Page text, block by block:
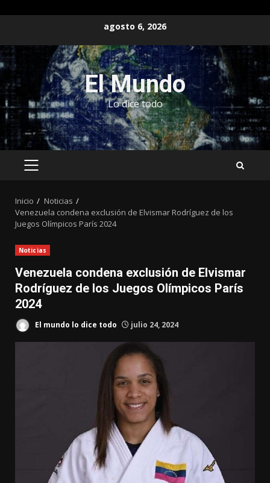
contenido
agosto 6, 2026
El Mundo
Lo dice todo
MENÚ
Inicio
Noticias
Venezuela condena exclusión de Elvismar Rodríguez de los
Juegos Olímpicos París 2024
Noticias
Venezuela condena exclusión de Elvismar
Rodríguez de los Juegos Olímpicos París
2024
El mundo lo dice todo julio 24, 2024